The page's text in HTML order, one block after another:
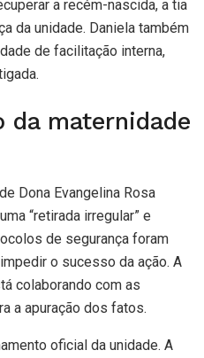
a recém-nascida, a tia
da unidade. Daniela também
de facilitação interna,
da maternidade
Dona Evangelina Rosa
“retirada irregular” e
de segurança foram
o sucesso da ação. A
colaborando com as
a apuração dos fatos.
oficial da unidade. A